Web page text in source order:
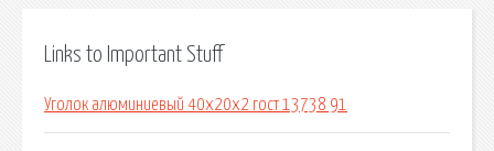
Links to Important Stuff
Уголок алюминиевый 40х20х2 гост 13738 91